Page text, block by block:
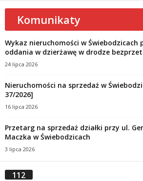
Komunikaty
Wykaz nieruchomości w Świebodzicach
oddania w dzierżawę w drodze
24 lipca 2026
Nieruchomości na sprzedaż w
37/2026]
16 lipca 2026
Przetarg na sprzedaż działki przy ul.
Maczka w Świebodzicach
3 lipca 2026
112